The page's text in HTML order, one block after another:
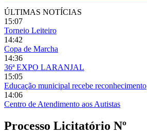
ÚLTIMAS NOTÍCIAS
15:07
Torneio Leiteiro
14:42
Copa de Marcha
14:36
36ª EXPO LARANJAL
15:05
Educação municipal recebe reconhecimento
14:06
Centro de Atendimento aos Autistas
Processo Licitatório Nº